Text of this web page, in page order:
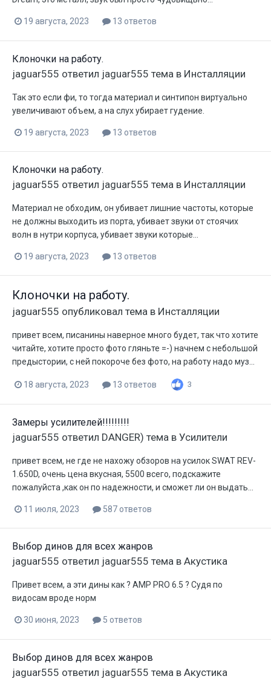
19 августа, 2023 13 ответов
Клоночки на работу.
jaguar555 ответил jaguar555 тема в Инсталляции
Так это если фи, то тогда материал и синтипон виртуально
увеличивают объем, а на слух убирает гудение.
19 августа, 2023 13 ответов
Клоночки на работу.
jaguar555 ответил jaguar555 тема в Инсталляции
Материал не обходим, он убивает лишние частоты, которые
не должны выходить из порта, убивает звуки от стоячих
волн в нутри корпуса, убивает звуки которые...
19 августа, 2023 13 ответов
Клоночки на работу.
jaguar555 опубликовал тема в Инсталляции
привет всем, писанины наверное много будет, так что хотите
читайте, хотите просто фото гляньте =-) начнем с небольшой
предыстории, с ней покороче без фото, на работу надо муз...
18 августа, 2023 13 ответов 3
Замеры усилителей!!!!!!!!!
jaguar555 ответил DANGER) тема в Усилители
привет всем, не где не нахожу обзоров на усилок SWAT REV-
1.650D, очень цена вкусная, 5500 всего, подскажите
пожалуйста ,как он по надежности, и сможет ли он выдать...
11 июля, 2023 587 ответов
Выбор динов для всех жанров
jaguar555 ответил jaguar555 тема в Акустика
Привет всем, а эти дины как ? AMP PRO 6.5 ? Судя по
видосам вроде норм
30 июня, 2023 5 ответов
Выбор динов для всех жанров
jaguar555 ответил jaguar555 тема в Акустика